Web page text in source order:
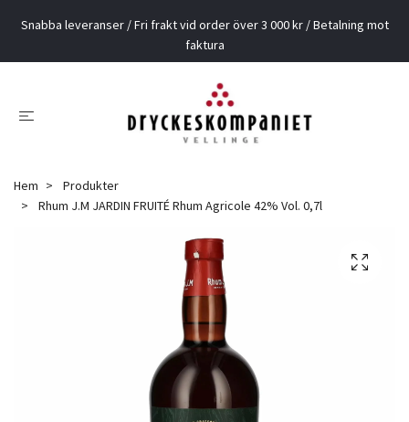
Snabba leveranser / Fri frakt vid order över 3 000 kr / Betalning mot
faktura
Hem
Produkter
Rhum J.M JARDIN FRUITÉ Rhum Agricole 42% Vol. 0,7l